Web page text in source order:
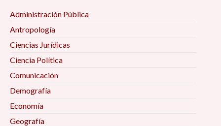
Administración Pública
Antropología
Ciencias Jurídicas
Ciencia Política
Comunicación
Demografía
Economía
Geografía